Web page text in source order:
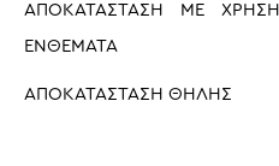
ΑΠΟΚΑΤΑΣΤΑΣΗ ΜΕ
ΕΝΘΕΜΑΤΑ
ΑΠΟΚΑΤΑΣΤΑΣΗ ΘΗΛΗΣ